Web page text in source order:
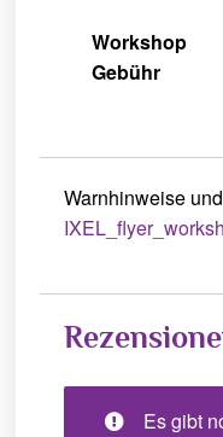
Workshop
Gebühr
Warnhinweise
Es gibt